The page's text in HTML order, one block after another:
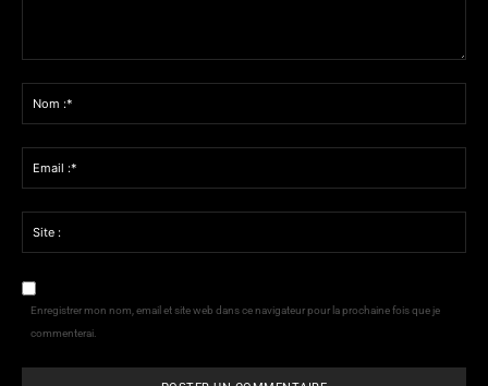
:
Enregistrer mon nom, email et site web dans ce navigateur pour la prochaine fois que je
commenterai.